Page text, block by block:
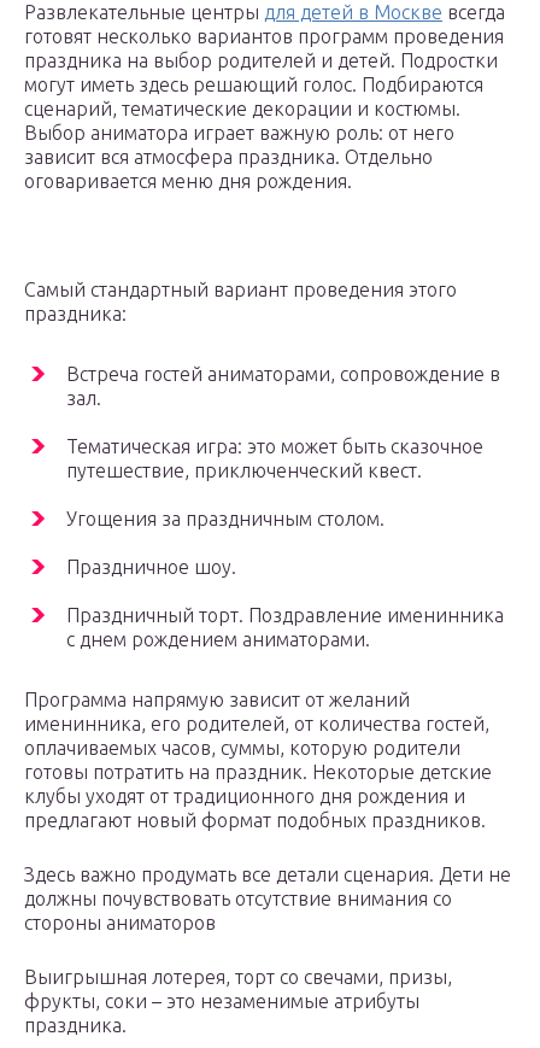
Развлекательные центры для детей в Москве всегда
готовят несколько вариантов программ проведения
праздника на выбор родителей и детей. Подростки
могут иметь здесь решающий голос. Подбираются
сценарий, тематические декорации и костюмы.
Выбор аниматора играет важную роль: от него
зависит вся атмосфера праздника. Отдельно
оговаривается меню дня рождения.
Самый стандартный вариант проведения этого
праздника:
Встреча гостей аниматорами, сопровождение в
зал.
Тематическая игра: это может быть сказочное
путешествие, приключенческий квест.
Угощения за праздничным столом.
Праздничное шоу.
Праздничный торт. Поздравление именинника
с днем рождением аниматорами.
Программа напрямую зависит от желаний
именинника, его родителей, от количества гостей,
оплачиваемых часов, суммы, которую родители
готовы потратить на праздник. Некоторые детские
клубы уходят от традиционного дня рождения и
предлагают новый формат подобных праздников.
Здесь важно продумать все детали сценария. Дети не
должны почувствовать отсутствие внимания со
стороны аниматоров
Выигрышная лотерея, торт со свечами, призы,
фрукты, соки – это незаменимые атрибуты
праздника.